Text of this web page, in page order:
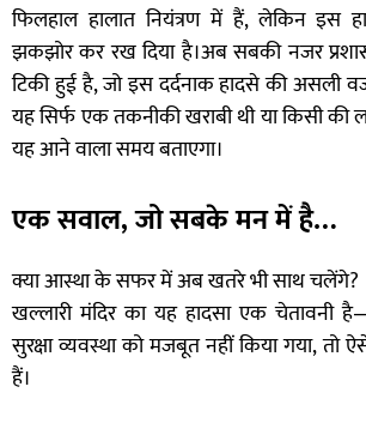
फिलहाल हालात नियंत्रण में हैं, लेकिन इस
झकझोर कर रख दिया है।अब सबकी नजर
टिकी हुई है, जो इस दर्दनाक हादसे की असली
यह सिर्फ एक तकनीकी खराबी थी या किसी की
यह आने वाला समय बताएगा।
एक सवाल, जो सबके मन में है…
क्या आस्था के सफर में अब खतरे भी साथ चलेंगे?
खल्लारी मंदिर का यह हादसा एक चेतावनी
सुरक्षा व्यवस्था को मजबूत नहीं किया गया, तो
हैं।